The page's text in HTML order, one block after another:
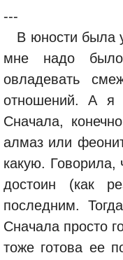
---
В юности была
мне надо было
овладевать
отношений. А я
Сначала,
алмаз или
какую. Говорила,
достоин (как
последним.
Сначала просто
тоже готова ее